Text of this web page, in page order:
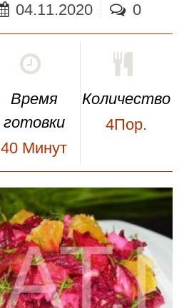
04.11.2020 0
Время
готовки
40 Минут
Количество
4Пор.